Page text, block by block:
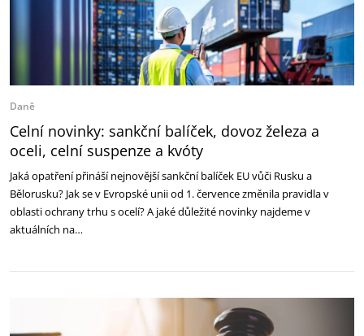
Daně
Celní novinky: sankční balíček, dovoz železa a
oceli, celní suspenze a kvóty
Jaká opatření přináší nejnovější sankční balíček EU vůči Rusku a
Bělorusku? Jak se v Evropské unii od 1. července změnila pravidla v
oblasti ochrany trhu s ocelí? A jaké důležité novinky najdeme v
aktuálních na…